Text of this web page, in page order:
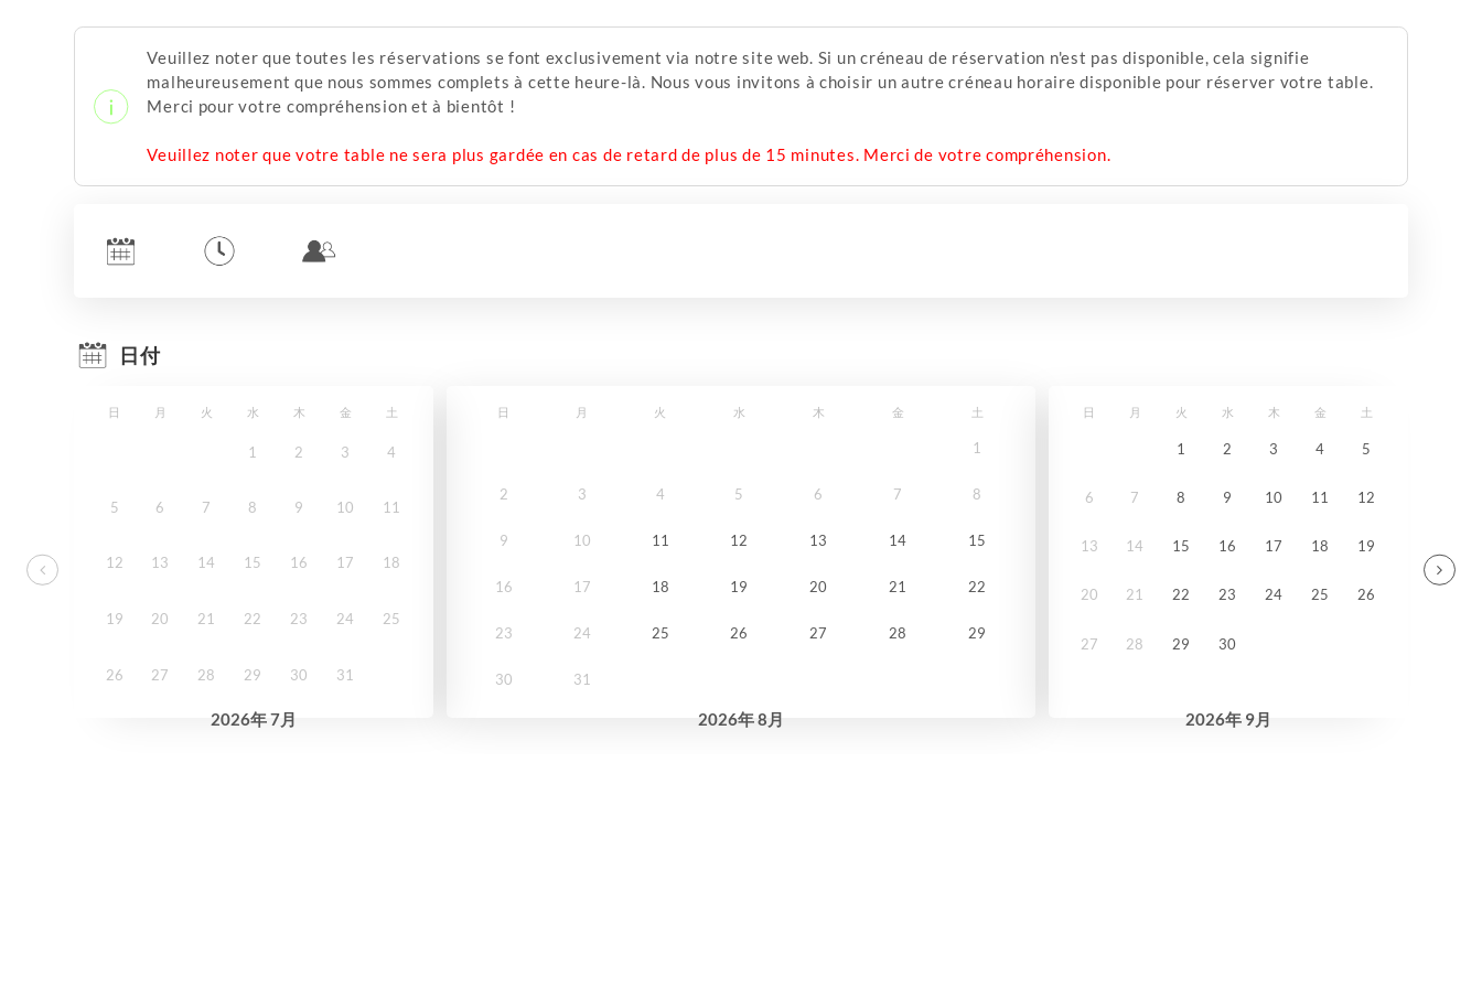
Veuillez noter que toutes les réservations se font exclusivement via notre site web. Si un créneau de réservation n'est pas disponible, cela signifie
malheureusement que nous sommes complets à cette heure-là. Nous vous invitons à choisir un autre créneau horaire disponible pour réserver votre table.
Merci pour votre compréhension et à bientôt !
Veuillez noter que votre table ne sera plus gardée en cas de retard de plus de 15 minutes. Merci de votre compréhension.
日付
2026年7月
日 月 火 水 木 金 土
1 2 3 4
5 6 7 8 9 10 11
12 13 14 15 16 17 18
19 20 21 22 23 24 25
26 27 28 29 30 31
2026年8月
日 月 火 水 木 金 土
1
2 3 4 5 6 7 8
9 10 11 12 13 14 15
16 17 18 19 20 21 22
23 24 25 26 27 28 29
30 31
2026年 9月
日 月 火 水 木 金 土
1 2 3 4 5
6 7 8 9 10 11 12
13 14 15 16 17 18 19
20 21 22 23 24 25 26
27 28 29 30